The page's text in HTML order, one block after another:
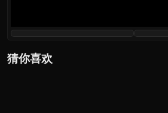
猜你喜欢